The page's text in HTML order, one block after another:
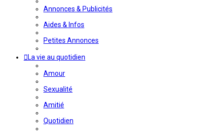
Annonces & Publicités
Aides & Infos
Petites Annonces
La vie au quotidien
Amour
Sexualité
Amitié
Quotidien